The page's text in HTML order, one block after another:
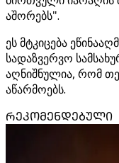
აშორებს".
ეს მტკიცება
სადაზვერვო
აღნიშნულია, რომ
აწარმოებს.
ᲠᲔᲙᲝᲛᲔᲜᲓᲔᲑᲣᲚᲘ